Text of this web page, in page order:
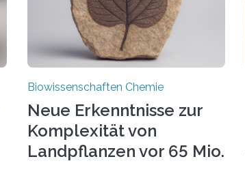
Biowissenschaften Chemie
Neue Erkenntnisse zur
Komplexität von
Landpflanzen vor 65 Mio.